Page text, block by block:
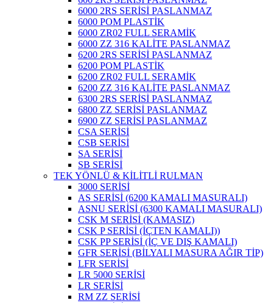
6000 2RS SERİSİ PASLANMAZ
6000 POM PLASTİK
6000 ZR02 FULL SERAMİK
6000 ZZ 316 KALİTE PASLANMAZ
6200 2RS SERİSİ PASLANMAZ
6200 POM PLASTİK
6200 ZR02 FULL SERAMİK
6200 ZZ 316 KALİTE PASLANMAZ
6300 2RS SERİSİ PASLANMAZ
6800 ZZ SERİSİ PASLANMAZ
6900 ZZ SERİSİ PASLANMAZ
CSA SERİSİ
CSB SERİSİ
SA SERİSİ
SB SERİSİ
TEK YÖNLÜ & KİLİTLİ RULMAN
3000 SERİSİ
AS SERİSİ (6200 KAMALI MASURALI)
ASNU SERİSİ (6300 KAMALI MASURALI)
CSK M SERİSİ (KAMASIZ)
CSK P SERİSİ (İÇTEN KAMALI))
CSK PP SERİSİ (İÇ VE DIŞ KAMALI)
GFR SERİSİ (BİLYALI MASURA AĞIR TİP)
LFR SERİSİ
LR 5000 SERİSİ
LR SERİSİ
RM ZZ SERİSİ